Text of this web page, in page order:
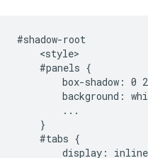
#shadow-root
    <style>
    #panels {
box-shadow: 0
background:
        ...
    }
    #tabs {
display: